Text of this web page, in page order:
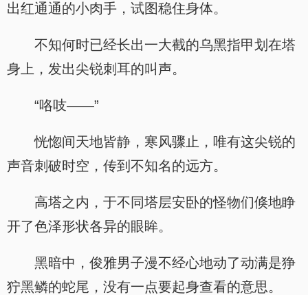
出红通通的小肉手，试图稳住身体。
不知何时已经长出一大截的乌黑指甲划在塔
身上，发出尖锐刺耳的叫声。
“咯吱——”
恍惚间天地皆静，寒风骤止，唯有这尖锐的
声音刺破时空，传到不知名的远方。
高塔之内，于不同塔层安卧的怪物们倏地睁
开了色泽形状各异的眼眸。
黑暗中，俊雅男子漫不经心地动了动满是狰
狞黑鳞的蛇尾，没有一点要起身查看的意思。